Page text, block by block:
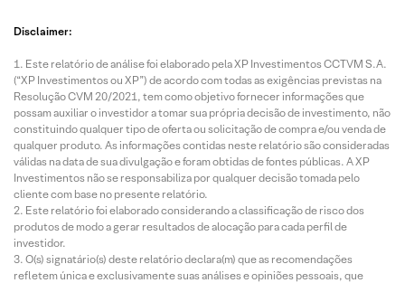
Disclaimer:
Este relatório de análise foi elaborado pela XP Investimentos CCTVM S.A.
(“XP Investimentos ou XP”) de acordo com todas as exigências previstas na
Resolução CVM 20/2021, tem como objetivo fornecer informações que
possam auxiliar o investidor a tomar sua própria decisão de investimento, não
constituindo qualquer tipo de oferta ou solicitação de compra e/ou venda de
qualquer produto. As informações contidas neste relatório são consideradas
válidas na data de sua divulgação e foram obtidas de fontes públicas. A XP
Investimentos não se responsabiliza por qualquer decisão tomada pelo
cliente com base no presente relatório.
Este relatório foi elaborado considerando a classificação de risco dos
produtos de modo a gerar resultados de alocação para cada perfil de
investidor.
O(s) signatário(s) deste relatório declara(m) que as recomendações
refletem única e exclusivamente suas análises e opiniões pessoais, que